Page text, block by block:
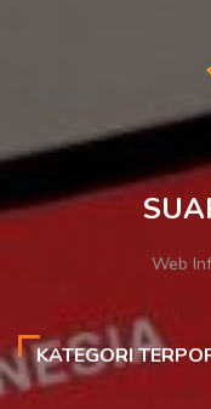
Web
KATEGORI